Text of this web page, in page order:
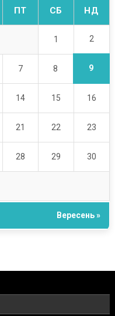
ПТ СБ НД
1 2
7 8 9
14 15 16
21 22 23
28 29 30
Вересень »